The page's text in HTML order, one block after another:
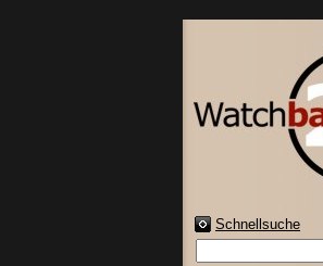
Schnellsuche